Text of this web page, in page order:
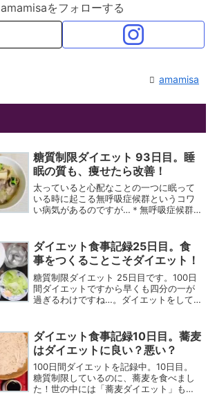
amamisaをフォローする
amamisa
糖質制限ダイエット 93日目。睡
眠の質も、痩せたら改善！
太っていると心配なことの一つに眠って
いる時に起こる無呼吸症候群というコワ
い病気があるのですが…＊無呼吸症候群
群」と診断されるそうです。原因の一つ
に「肥満により気道周り...
ダイエット食事記録25日目。食
事をつくることこそダイエット！
糖質制限ダイエット 25日目です。100日
間ダイエットですから早くも四分の一が
過ぎるわけですね…。ダイエットをして
げで昼食を自宅でつくって食べられるこ
ともあり糖質制限ダ...
ダイエット食事記録10日目。蕎麦
はダイエットに良い？悪い？
100日間ダイエットを記録中。10日目。
糖質制限しているのに、蕎麦を食べまし
た！世の中には「蕎麦ダイエット」もあ